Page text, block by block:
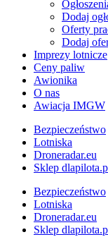
Dodaj
Oferty
Dodaj
Imprezy lotnicze
Ceny paliw
Awionika
O nas
Awiacja IMGW
Bezpieczeństwo
Lotniska
Droneradar.eu
Sklep
Bezpieczeństwo
Lotniska
Droneradar.eu
Sklep